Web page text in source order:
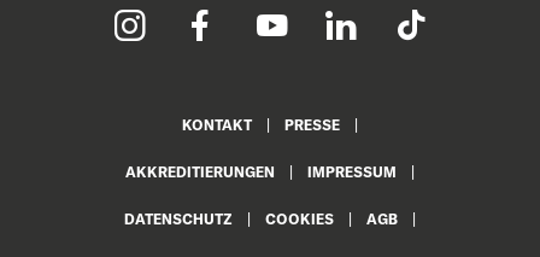
KONTAKT PRESSE
AKKREDITIERUNGEN IMPRESSUM
DATENSCHUTZ COOKIES AGB